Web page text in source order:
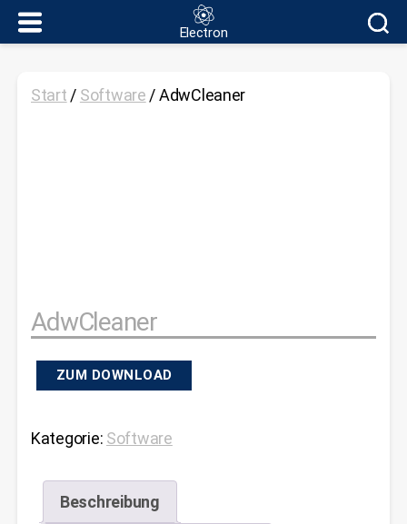
Electron
Electron
Start / Software / AdwCleaner
AdwCleaner
ZUM DOWNLOAD
Kategorie: Software
Beschreibung